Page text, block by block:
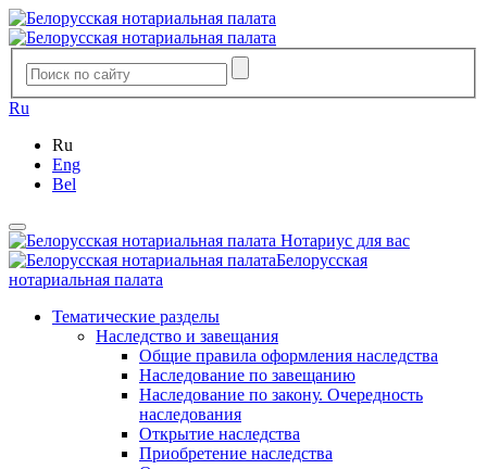
Ru
Ru
Eng
Bel
Нотариус для вас
Белорусская
нотариальная палата
Тематические разделы
Наследство и завещания
Общие правила оформления наследства
Наследование по завещанию
Наследование по закону. Очередность
наследования
Открытие наследства
Приобретение наследства